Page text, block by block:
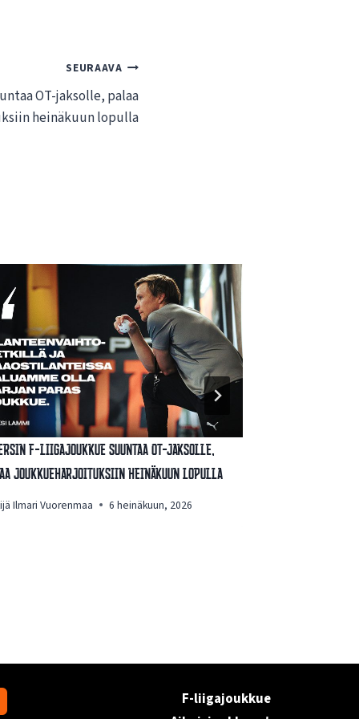
SEURAAVA
OT-jaksolle, palaa
heinäkuun lopulla
F-liigajoukkue suuntaa OT-jaksolle,
joukkueharjoituksiin heinäkuun lopulla
Ilmari Vuorenmaa 6 heinäkuun, 2026
F-liigajoukkue